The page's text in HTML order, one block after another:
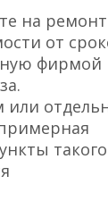
на ремонт
от
фирмой
или
такого